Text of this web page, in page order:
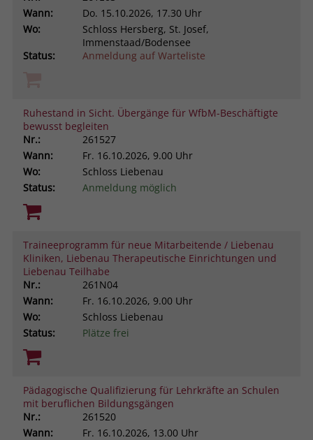
Wann:
Do. 15.10.2026, 17.30 Uhr
Wo:
Schloss Hersberg, St. Josef,
Immenstaad/Bodensee
Status:
Anmeldung auf Warteliste
Ruhestand in Sicht. Übergänge für WfbM-Beschäftigte
bewusst begleiten
Nr.:
261527
Wann:
Fr. 16.10.2026, 9.00 Uhr
Wo:
Schloss Liebenau
Status:
Anmeldung möglich
Traineeprogramm für neue Mitarbeitende / Liebenau
Kliniken, Liebenau Therapeutische Einrichtungen und
Liebenau Teilhabe
Nr.:
261N04
Wann:
Fr. 16.10.2026, 9.00 Uhr
Wo:
Schloss Liebenau
Status:
Plätze frei
Pädagogische Qualifizierung für Lehrkräfte an Schulen
mit beruflichen Bildungsgängen
Nr.:
261520
Wann:
Fr. 16.10.2026, 13.00 Uhr